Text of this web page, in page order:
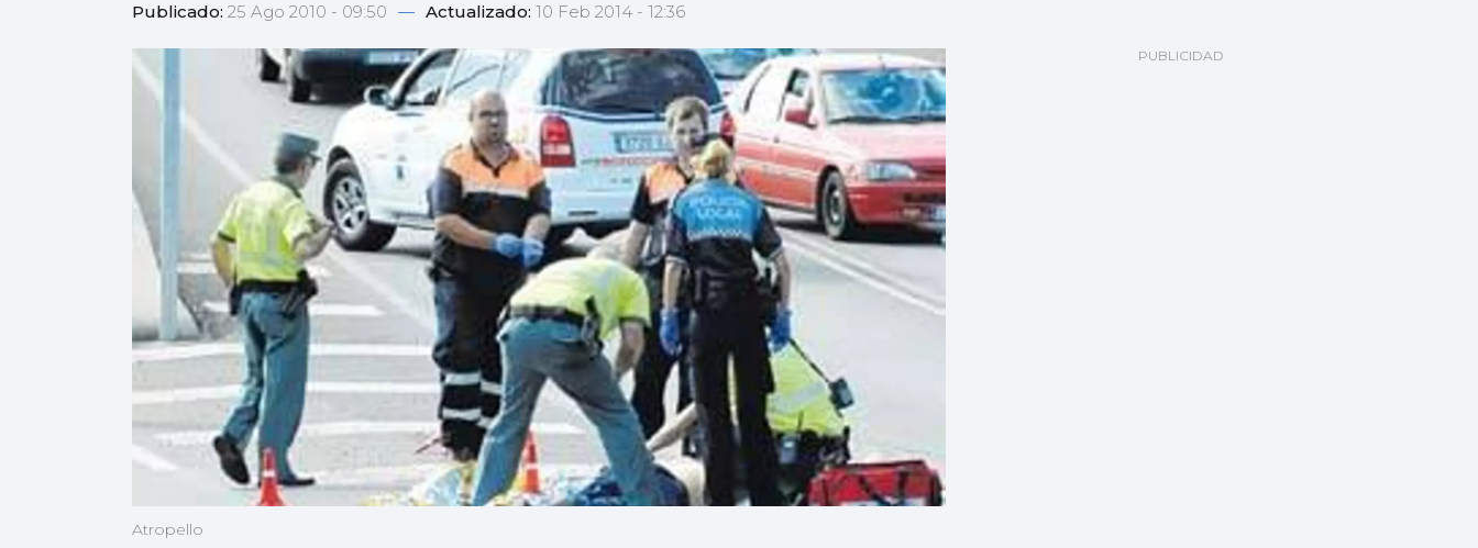
Publicado: 25 Ago 2010 - 09:50 — Actualizado: 10 Feb 2014 - 12:36
Atropello